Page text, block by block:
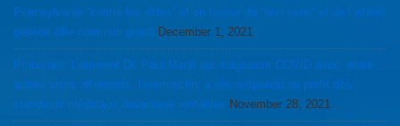
Pennsylvanie “contre les élites” et en faveur du “bon sens” et de l’intérêt
général (the common good) December 1, 2021
Protected: L’éminent Dr. Paul Marik qui soignaient COVID avec, entre
autres soins alternatifs, l’ivermectin, a été suspendu au profit des
standards médicaux davantage rentables November 28, 2021